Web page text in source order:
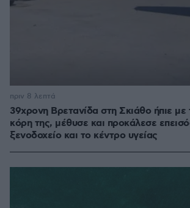
39χρονη Βρετανίδα στη Σκιάθο ήπιε με
κόρη της, μέθυσε και προκάλεσε
ξενοδοχείο και το κέντρο υγείας
πριν 8 λεπτά